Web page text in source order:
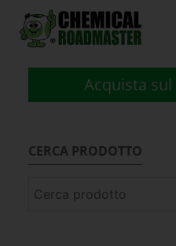
Acquista
CERCA PRODOTTO